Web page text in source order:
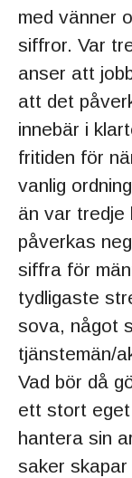
med vänner
siffror. Var
anser att
att det
innebär i
fritiden för
vanlig
än var tredje
påverkas
siffra för
tydligaste
sova, något
tjänstemän/
Vad bör då
ett stort
hantera sin
saker